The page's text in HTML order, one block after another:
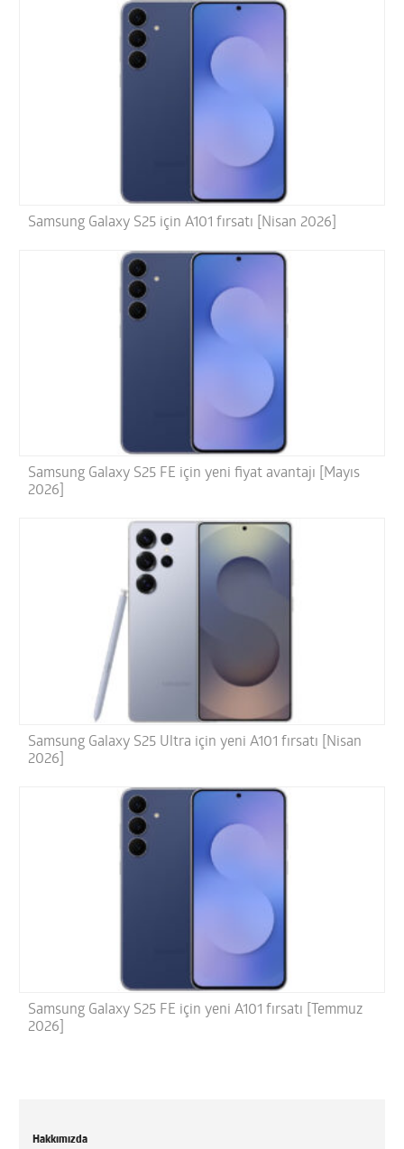
Samsung Galaxy S25 için A101 fırsatı [Nisan 2026]
Samsung Galaxy S25 FE için yeni fiyat avantajı [Mayıs
2026]
Samsung Galaxy S25 Ultra için yeni A101 fırsatı [Nisan
2026]
Samsung Galaxy S25 FE için yeni A101 fırsatı [Temmuz
2026]
Hakkımızda